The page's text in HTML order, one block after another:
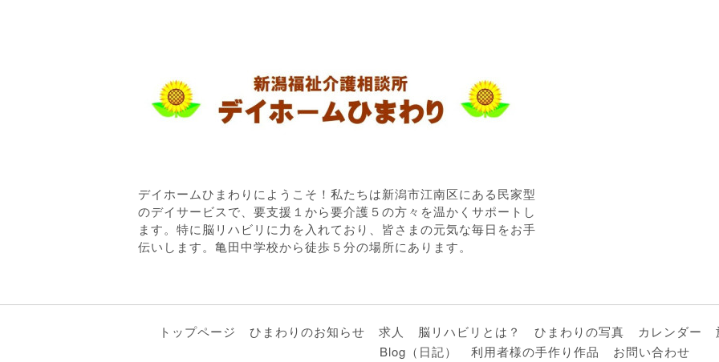
デイホームひまわりにようこそ！私たちは新潟市江南区にある民家型
のデイサービスで、要支援１から要介護５の方々を温かくサポートし
ます。特に脳リハビリに力を入れており、皆さまの元気な毎日をお手
伝いします。亀田中学校から徒歩５分の場所にあります。
トップページ ひまわりのお知らせ 求人 脳リハビリとは？ ひまわりの写真 カレンダー
Blog（日記）
利用者様の手作り作品 お問い合わせ